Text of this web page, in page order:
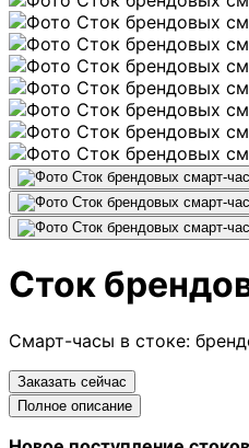
Сток
Смарт-часы в стоке:
Заказать сейчас
Полное описание